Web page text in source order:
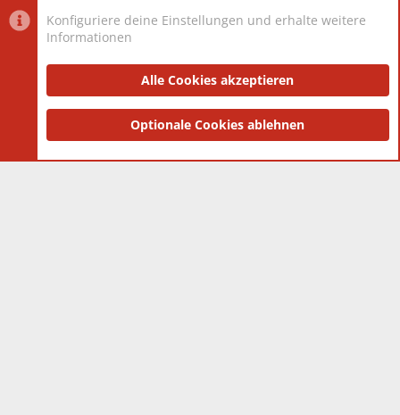
Datenschutzerklärung Impressum
Community platform by XenForo® © 2010-2025 XenForo Ltd.
and add-ons by ThemeHouse
Konfiguriere deine Einstellungen und erhalte weitere
Informationen
Alle Cookies akzeptieren
Optionale Cookies ablehnen